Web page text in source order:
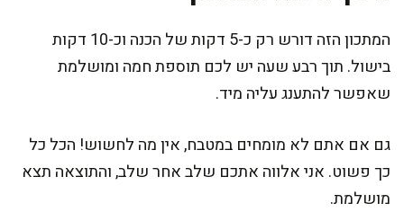
המתכון הזה דורש רק כ-5 דקות של הכנה וכ-10 דקות
בישול. תוך רבע שעה יש לכם תוספת חמה ומושלמת
שאפשר להתענג עליה מיד.
גם אם אתם לא מומחים במטבח, אין מה לחשוש! הכל כל
כך פשוט. אני אלווה אתכם שלב אחר שלב, והתוצאה תצא
מושלמת.